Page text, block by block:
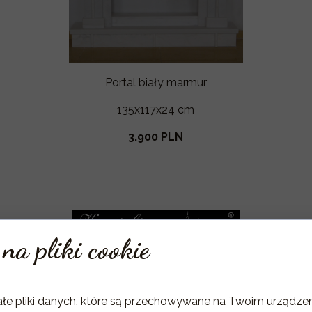
Portal biały marmur
135x117x24 cm
3.900 PLN
Kominkowe -Miro Les
pliki cookie
pliki danych, które są przechowywane na Twoim